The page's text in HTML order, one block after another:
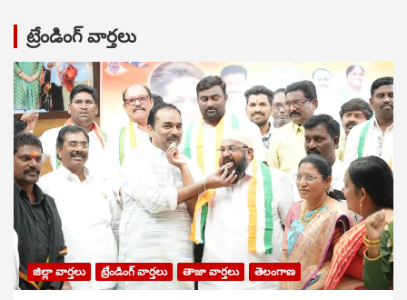
ట్రేండింగ్ వార్తలు
జిల్లా వార్తలు ట్రేండింగ్ వార్తలు తాజా వార్తలు తెలంగాణ